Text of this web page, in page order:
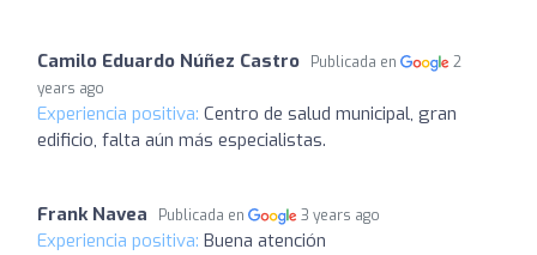
Camilo Eduardo Núñez Castro Publicada en
2
years ago
Experiencia positiva: Centro de salud municipal, gran
edificio, falta aún más especialistas.
Frank Navea Publicada en 3 years ago
Experiencia positiva: Buena atención